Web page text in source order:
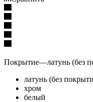
Покрытие—латунь (без
латунь (без
хром
белый